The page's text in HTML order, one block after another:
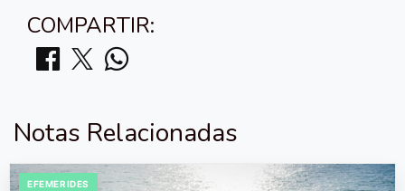
COMPARTIR:
Notas Relacionadas
EFEMERIDES